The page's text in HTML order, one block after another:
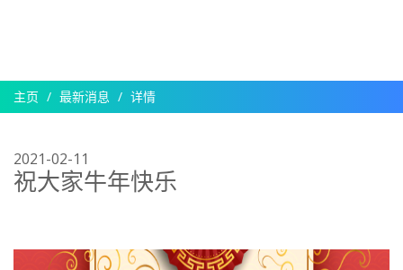
主页 最新消息 详情
2021-02-11
祝大家牛年快乐